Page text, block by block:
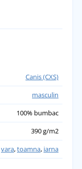
Canis (CXS)
masculin
100% bumbac
390 g/m2
vara,toamna, iarna